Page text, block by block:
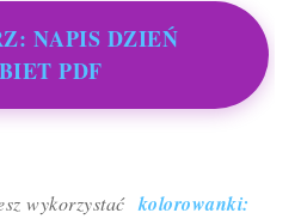
NAPIS DZIEŃ
PDF
wykorzystaćkolorowanki: